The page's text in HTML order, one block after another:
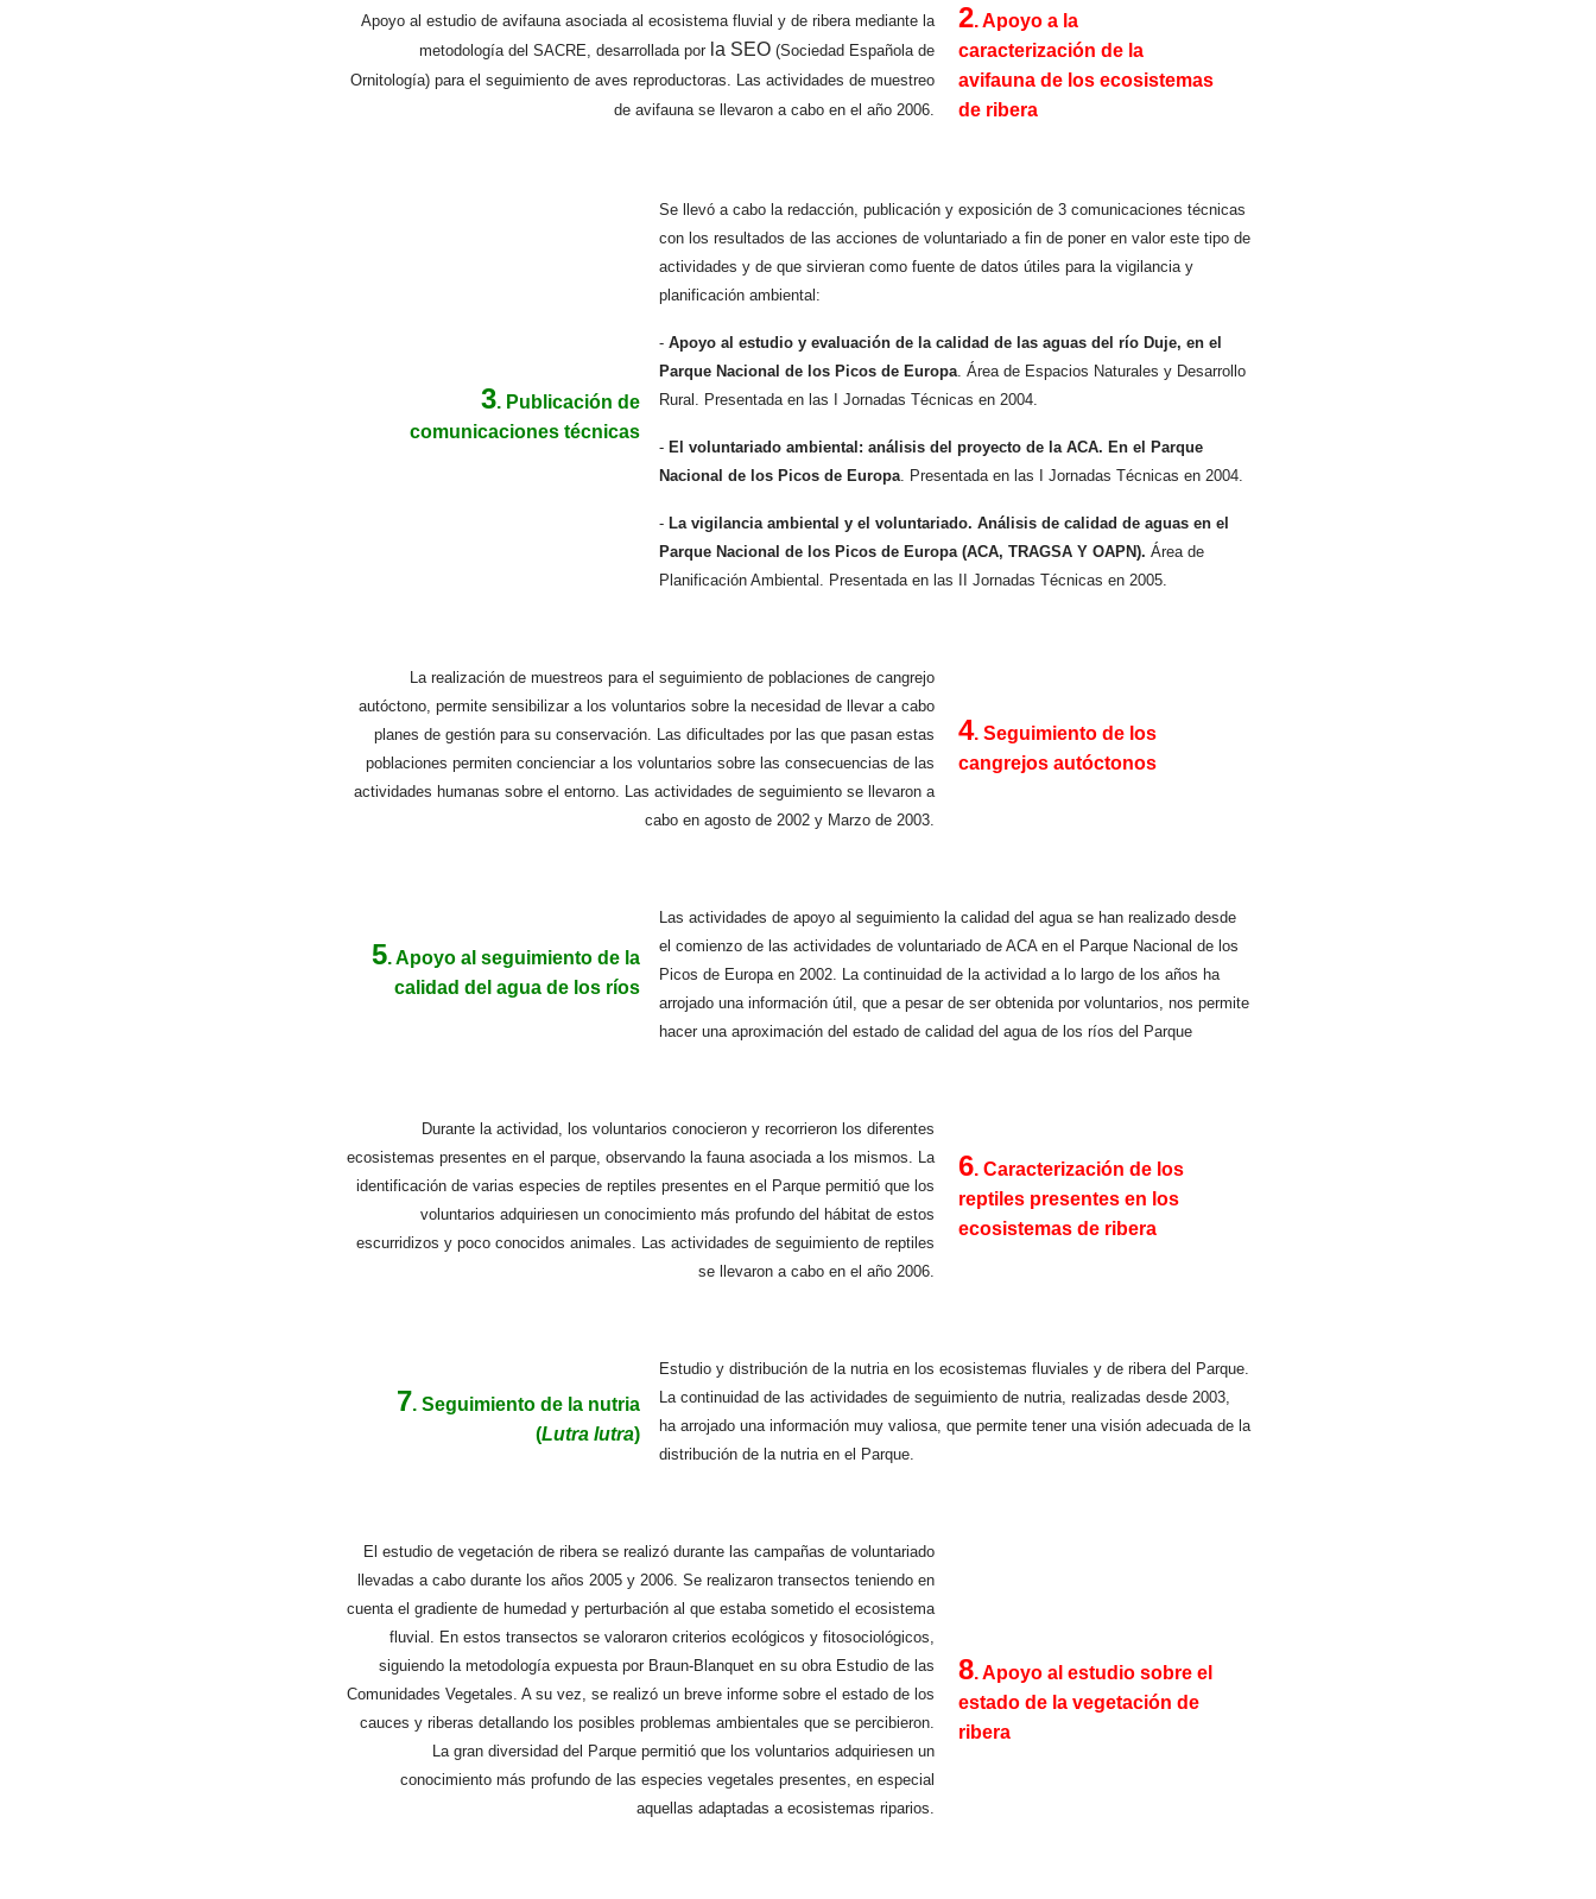
Apoyo al estudio de avifauna asociada al ecosistema fluvial y de ribera mediante la
metodología del SACRE, desarrollada por la SEO (Sociedad Española de
Ornitología) para el seguimiento de aves reproductoras. Las actividades de muestreo
de avifauna se llevaron a cabo en el año 2006.
2. Apoyo a la
caracterización de la
avifauna de los ecosistemas
de ribera
3. Publicación de
comunicaciones técnicas
Se llevó a cabo la redacción, publicación y exposición de 3 comunicaciones técnicas
con los resultados de las acciones de voluntariado a fin de poner en valor este tipo de
actividades y de que sirvieran como fuente de datos útiles para la vigilancia y
planificación ambiental:
- Apoyo al estudio y evaluación de la calidad de las aguas del río Duje, en el
Parque Nacional de los Picos de Europa. Área de Espacios Naturales y Desarrollo
Rural. Presentada en las I Jornadas Técnicas en 2004.
- El voluntariado ambiental: análisis del proyecto de la ACA. En el Parque
Nacional de los Picos de Europa. Presentada en las I Jornadas Técnicas en 2004.
- La vigilancia ambiental y el voluntariado. Análisis de calidad de aguas en el
Parque Nacional de los Picos de Europa (ACA, TRAGSA Y OAPN). Área de
Planificación Ambiental. Presentada en las II Jornadas Técnicas en 2005.
La realización de muestreos para el seguimiento de poblaciones de cangrejo
autóctono, permite sensibilizar a los voluntarios sobre la necesidad de llevar a cabo
planes de gestión para su conservación. Las dificultades por las que pasan estas
poblaciones permiten concienciar a los voluntarios sobre las consecuencias de las
actividades humanas sobre el entorno. Las actividades de seguimiento se llevaron a
cabo en agosto de 2002 y Marzo de 2003.
4. Seguimiento de los
cangrejos autóctonos
5. Apoyo al seguimiento de la
calidad del agua de los ríos
Las actividades de apoyo al seguimiento la calidad del agua se han realizado desde
el comienzo de las actividades de voluntariado de ACA en el Parque Nacional de los
Picos de Europa en 2002. La continuidad de la actividad a lo largo de los años ha
arrojado una información útil, que a pesar de ser obtenida por voluntarios, nos permite
hacer una aproximación del estado de calidad del agua de los ríos del Parque
Durante la actividad, los voluntarios conocieron y recorrieron los diferentes
ecosistemas presentes en el parque, observando la fauna asociada a los mismos. La
identificación de varias especies de reptiles presentes en el Parque permitió que los
voluntarios adquiriesen un conocimiento más profundo del hábitat de estos
escurridizos y poco conocidos animales. Las actividades de seguimiento de reptiles
se llevaron a cabo en el año 2006.
6. Caracterización de los
reptiles presentes en los
ecosistemas de ribera
7. Seguimiento de la nutria
(Lutra lutra)
Estudio y distribución de la nutria en los ecosistemas fluviales y de ribera del Parque.
La continuidad de las actividades de seguimiento de nutria, realizadas desde 2003,
ha arrojado una información muy valiosa, que permite tener una visión adecuada de la
distribución de la nutria en el Parque.
El estudio de vegetación de ribera se realizó durante las campañas de voluntariado
llevadas a cabo durante los años 2005 y 2006. Se realizaron transectos teniendo en
cuenta el gradiente de humedad y perturbación al que estaba sometido el ecosistema
fluvial. En estos transectos se valoraron criterios ecológicos y fitosociológicos,
siguiendo la metodología expuesta por Braun-Blanquet en su obra Estudio de las
Comunidades Vegetales. A su vez, se realizó un breve informe sobre el estado de los
cauces y riberas detallando los posibles problemas ambientales que se percibieron.
La gran diversidad del Parque permitió que los voluntarios adquiriesen un
conocimiento más profundo de las especies vegetales presentes, en especial
aquellas adaptadas a ecosistemas riparios.
8. Apoyo al estudio sobre el
estado de la vegetación de
ribera